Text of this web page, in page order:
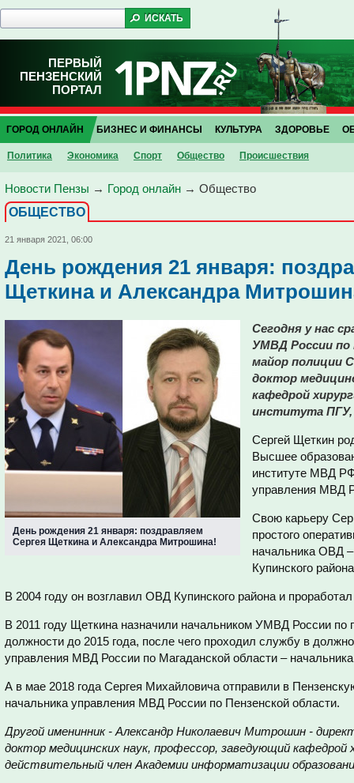
ПЕРВЫЙ
ПЕНЗЕНСКИЙ
ПОРТАЛ
ГОРОД ОНЛАЙН
Политика Экономика Спорт Общество Проиcшествия
БИЗНЕС И ФИНАНСЫ КУЛЬТУРА ЗДОРОВЬЕ
Новости Пензы → Город онлайн → Общество
ОБЩЕСТВО
21 января 2021, 06:00
День рождения 21 января:
Щеткина и Александра
День рождения 21 января: поздравляем
Сергея Щеткина и Александра Митрошина!
Сегодня у нас
УМВД России по
майор полиции
доктор
кафедрой
института
Сергей Щеткин
Высшее
институте МВД
управления МВД
Свою карьеру
простого
начальника ОВД
Купинского
В 2004 году он возглавил ОВД Купинского района и
В 2011 году Щеткина назначили начальником УМВД России по
должности до 2015 года, после чего проходил службу в
управления МВД России по Магаданской области –
А в мае 2018 года Сергея Михайловича отправили в
начальника управления МВД России по Пензенской области.
Другой именинник - Александр Николаевич Митрошин -
доктор медицинских наук, профессор, заведующий кафедрой
действительный член Академии информатизации